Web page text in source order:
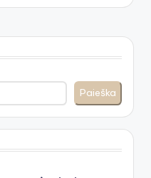
Paieška